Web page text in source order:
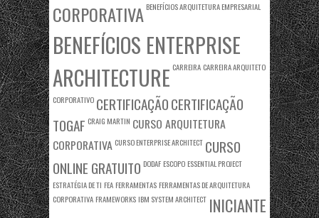
CORPORATIVA BENEFÍCIOS ARQUITETURA EMPRESARIAL
BENEFÍCIOS ENTERPRISE
ARCHITECTURE CARREIRA CARREIRA ARQUITETO
CORPORATIVO CERTIFICAÇÃOCERTIFICAÇÃO
TOGAF CRAIG MARTIN CURSO ARQUITETURA
CORPORATIVA CURSO ENTERPRISE ARCHITECT CURSO
ONLINE GRATUITO DODAF ESCOPO ESSENTIAL PROJECT
ESTRATÉGIA DE TI FEA FERRAMENTAS FERRAMENTAS DE ARQUITETURA
CORPORATIVA FRAMEWORKS IBM SYSTEM ARCHITECT INICIANTE